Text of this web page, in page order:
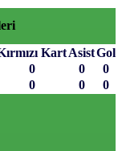
KartAsistGol
0 0
0
0 0
0